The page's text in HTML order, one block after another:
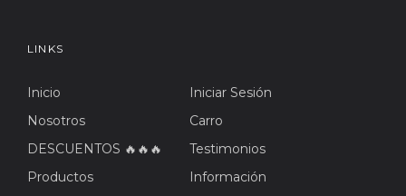
LINKS
Inicio
Nosotros
DESCUENTOS 🔥🔥🔥
Productos
Iniciar Sesión
Carro
Testimonios
Información